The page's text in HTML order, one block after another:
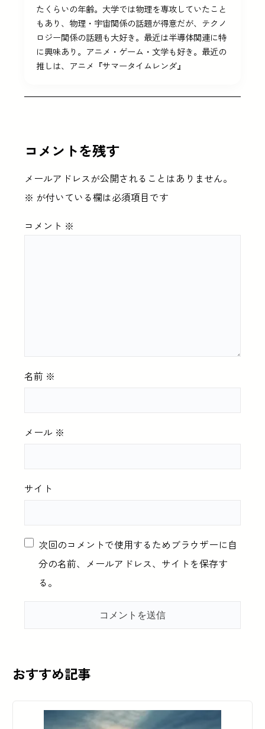
たくらいの年齢。大学では物理を専攻していたこと
もあり、物理・宇宙関係の話題が得意だが、テクノ
ロジー関係の話題も大好き。最近は半導体関連に特
に興味あり。アニメ・ゲーム・文学も好き。最近の
推しは、アニメ『サマータイムレンダ』
コメントを残す
メールアドレスが公開されることはありません。
※ が付いている欄は必須項目です
コメント ※
名前 ※
メール ※
サイト
次回のコメントで使用するためブラウザーに自
分の名前、メールアドレス、サイトを保存す
る。
おすすめ記事